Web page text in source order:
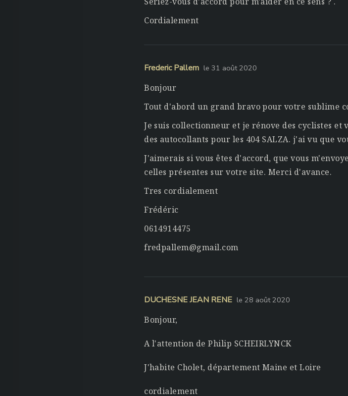
Cordialement
Frederic Pallem le 31 août 2020
Bonjour
Tout d'abord un grand bravo pour votre sublime
Je suis collectionneur et je rénove des cyclistes
des autocollants pour les 404 SALZA. j'ai vu que
J'aimerais si vous êtes d'accord, que vous
celles présentes sur votre site. Merci d'avance.
Tres cordialement
Frédéric
0614914475
fredpallem@gmail.com
DUCHESNE JEAN RENE le 28 août 2020
Bonjour,
A l'attention de Philip SCHEIRLYNCK
J'habite Cholet, département Maine et Loire
cordialement